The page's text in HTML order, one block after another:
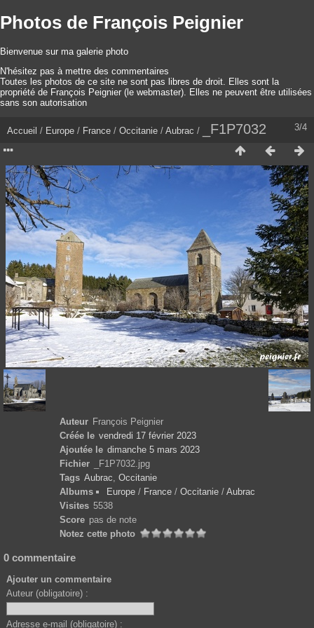
Photos de François Peignier
Bienvenue sur ma galerie photo
N'hésitez pas à mettre des commentaires
Toutes les photos de ce site ne sont pas libres de droit. Elles sont la
propriété de François Peignier (le webmaster). Elles ne peuvent être utilisées
sans son autorisation
3/4
Accueil / Europe / France / Occitanie / Aubrac / _F1P7032
Auteur François Peignier
Créée le vendredi 17 février 2023
Ajoutée le dimanche 5 mars 2023
Fichier
_F1P7032.jpg
Tags Aubrac Occitanie
Albums
Europe / France / Occitanie / Aubrac
Visites 5538
Score pas de note
Notez cette photo
0 commentaire
Ajouter un commentaire
Auteur (obligatoire) :
Adresse e-mail (obligatoire) :